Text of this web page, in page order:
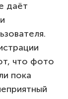
даёт
что фото
пока